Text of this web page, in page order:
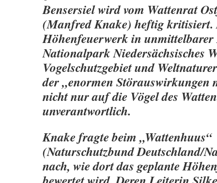
Bensersiel wird vom Wattenrat
(Manfred Knake) heftig
Höhenfeuerwerk in unmittelbarer
Nationalpark Niedersächsisches
Vogelschutzgebiet und
der „enormen Störauswirkungen
nicht nur auf die Vögel des
unverantwortlich.
Knake fragte beim „Wattenhuus“
(Naturschutzbund Deutschland/
nach, wie dort das geplante